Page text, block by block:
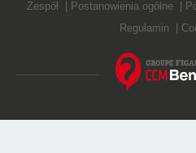
Zespół Postanowienia ogólne
Regulamin